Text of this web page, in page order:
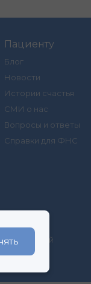
Пациенту
Блог
Новости
Истории счастья
СМИ о нас
Вопросы и ответы
Справки для ФНС